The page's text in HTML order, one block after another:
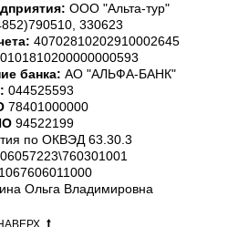
ООО "Альта-тур"
330623
40702810202910002645
банка: АО "АЛЬФА-БАНК"
044525593
78401000000
94522199
по ОКВЭД 63.30.3
1067606011000
Ольга Владимировна